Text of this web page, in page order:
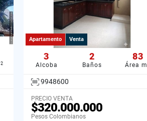
2
Apartamento Venta
3
Alcoba
2
Baños
83
Área m
9948600
PRECIO VENTA
$320.000.000
Pesos Colombianos